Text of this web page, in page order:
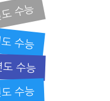
수능
수능
수능
수능